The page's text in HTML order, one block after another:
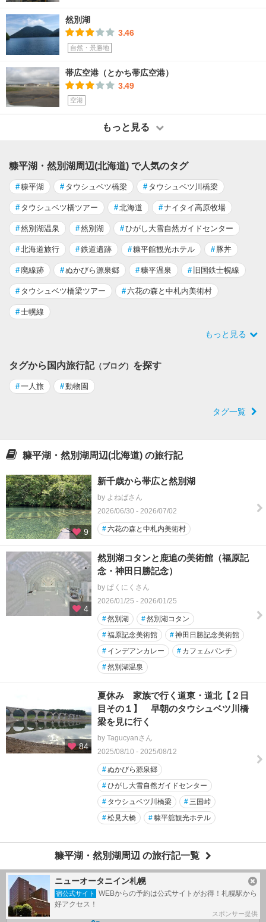
然別湖
3.46
自然・景勝地
帯広空港（とかち帯広空港）
3.49
空港
もっと見る
糠平湖・然別湖周辺(北海道) で人気のタグ
#糠平湖 # タウシュベツ橋梁 # タウシュベツ川橋梁
# タウシュベツ橋ツアー #北海道 #ナイタイ高原牧場
#然別湖温泉 #然別湖 #ひがし大雪自然ガイドセンター
#北海道旅行 #鉄道遺跡 #糠平館観光ホテル # 豚丼
# 廃線跡 #ぬかびら源泉郷 #糠平温泉 # 旧国鉄士幌線
# タウシュベツ橋梁ツアー #六花の森と中札内美術村
#士幌線
もっと見る
タグから国内旅行記（ブログ） を探す
#一人旅 #動物園
タグ一覧
糠平湖・然別湖周辺(北海道) の旅行記
9
新千歳から帯広と然別湖
by よねばさん
2026/06/30 - 2026/07/02
#六花の森と中札内美術村
4
然別湖コタンと鹿追の美術館（福原記
念・神田日勝記念）
by ぱくにくさん
2026/01/25 - 2026/01/25
#然別湖 #然別湖コタン
#福原記念美術館 #神田日勝記念美術館
# インデアンカレー # カフェムバンチ
#然別湖温泉
84
夏休み 家族で行く道東・道北【２日
目その１】 早朝のタウシュベツ川橋
梁を見に行く
by Tagucyanさん
2025/08/10 - 2025/08/12
#ぬかびら源泉郷
#ひがし大雪自然ガイドセンター
# タウシュベツ川橋梁 #三国峠
#松見大橋 #糠平舘観光ホテル
糠平湖・然別湖周辺 の旅行記一覧
旅の計画・記録
ニューオータニイン札幌
宿公式サイト
WEBからの予約は公式サイトがお得！札幌駅から
好アクセス！
スポンサー提供